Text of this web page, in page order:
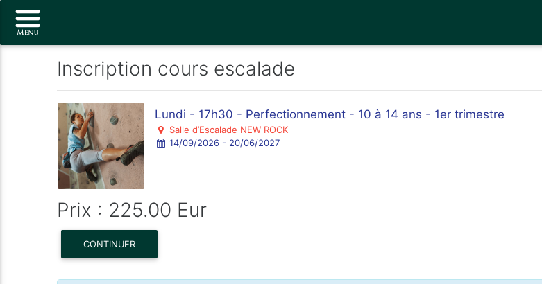
Inscription cours escalade
Lundi - 17h30 - Perfectionnement - 10 à 14 ans - 1er trimestre
Salle d’Escalade NEW ROCK
14/09/2026 - 20/06/2027
Prix : 225.00 Eur
CONTINUER